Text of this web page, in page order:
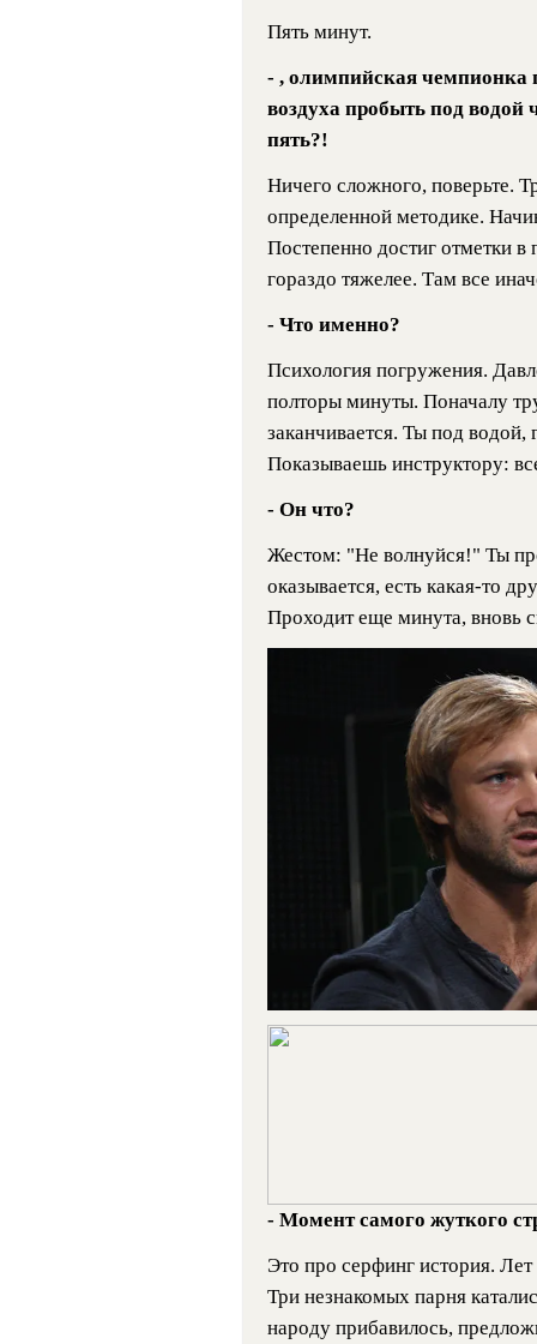
Пять минут.
- , олимпийская чемпионка
воздуха пробыть под
пять?!
Ничего сложного, поверьте.
определенной методике.
Постепенно достиг отметки в
гораздо тяжелее. Там все
- Что именно?
Психология погружения.
полторы минуты. Поначалу
заканчивается. Ты под
Показываешь инструктору:
- Он что?
Жестом: "Не волнуйся!" Ты
оказывается, есть какая-то
Проходит еще минута,
- Момент самого жуткого
Это про серфинг история.
Три незнакомых парня
народу прибавилось,